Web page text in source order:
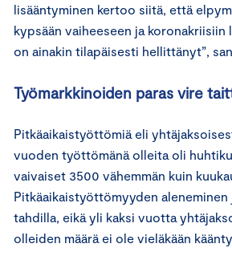
lisääntyminen kertoo siitä, että
kypsään vaiheeseen ja
on ainakin tilapäisesti hellittänyt”,
Työmarkkinoiden paras vire
Pitkäaikaistyöttömiä eli
vuoden työttömänä olleita oli
vaivaiset 3500 vähemmän kuin
Pitkäaikaistyöttömyyden aleneminen
tahdilla, eikä yli kaksi vuotta
olleiden määrä ei ole vieläkään